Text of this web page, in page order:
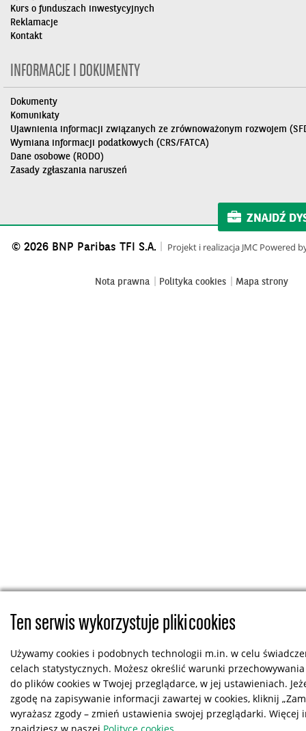
Kurs o funduszach inwestycyjnych
Reklamacje
Kontakt
INFORMACJE I DOKUMENTY
Dokumenty
Komunikaty
Ujawnienia informacji związanych ze zrównoważonym rozwojem
Wymiana informacji podatkowych (CRS/FATCA)
Dane osobowe (RODO)
Zasady zgłaszania naruszeń
ZNAJDŹ
© 2026 BNP Paribas TFI S.A.
Projekt i realizacja JMC Powered
Nota prawna Polityka cookies Mapa strony
Ten serwis wykorzystuje pliki cookies
Używamy cookies i podobnych technologii m.in. w celu
celach statystycznych. Możesz określić warunki
do plików cookies w Twojej przeglądarce, w jej ustawieniach.
zgodę na zapisywanie informacji zawartej w cookies, kliknij
wyrażasz zgody – zmień ustawienia swojej przeglądarki. Więcej